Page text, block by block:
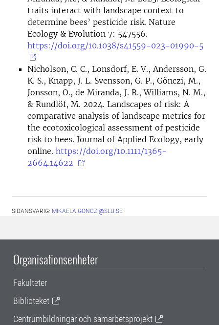
traits interact with landscape context to
determine bees’ pesticide risk. Nature
Ecology & Evolution 7: 547556.
https://doi.org/10.1038/s41559-023-01990-5
Nicholson, C. C., Lonsdorf, E. V., Andersson, G.
K. S., Knapp, J. L. Svensson, G. P., Gönczi, M.,
Jonsson, O., de Miranda, J. R., Williams, N. M.,
& Rundlöf, M. 2024. Landscapes of risk: A
comparative analysis of landscape metrics for
the ecotoxicological assessment of pesticide
risk to bees. Journal of Applied Ecology, early
online. https://doi.org/10.1111/1365-
2664.14622
SIDANSVARIG: MIKAELA.GONCZI@SLU.SE
Organisationsenheter
Fakulteter
Biblioteket
Centrumbildningar och samarbetsprojekt